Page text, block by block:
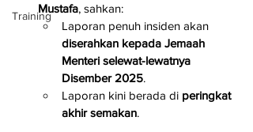
Training
Mustafa, sahkan:
Laporan penuh insiden akan
diserahkan kepada Jemaah
Menteri selewat-lewatnya
Disember 2025.
Laporan kini berada di peringkat
akhir semakan.